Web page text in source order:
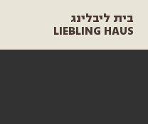
בית ליבלינג
LIEBLING HAUS